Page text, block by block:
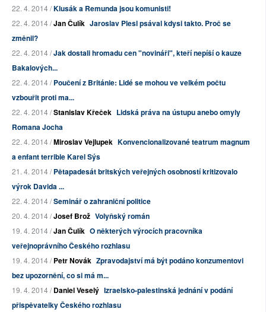
22. 4. 2014 /Klusák a Remunda jsou komunisti!
22. 4. 2014 /Jan Čulík Jaroslav Plesl psával kdysi takto. Proč se
změnil?
22. 4. 2014 /Jak dostali hromadu cen "novináři", kteří nepíší o kauze
Bakalových...
22. 4. 2014 /Poučení z Británie: Lidé se mohou ve velkém počtu
vzbouřit proti ma...
22. 4. 2014 /Stanislav Křeček Lidská práva na ústupu anebo omyly
Romana Jocha
22. 4. 2014 /Miroslav Vejlupek Konvencionalizované teatrum magnum
a enfant terrible Karel Sýs
21. 4. 2014 /Pětapadesát britských veřejných osobností kritizovalo
výrok Davida ...
22. 4. 2014 /Seminář o zahraniční politice
20. 4. 2014 /Josef Brož Volyňský román
19. 4. 2014 /Jan Čulík O některých výrocích pracovníka
veřejnoprávního Českého rozhlasu
19. 4. 2014 /Petr Novák Zpravodajství má být podáno konzumentovi
bez upozornění, co si má m...
19. 4. 2014 /Daniel Veselý Izraelsko-palestinská jednání v podání
přispěvatelky Českého rozhlasu